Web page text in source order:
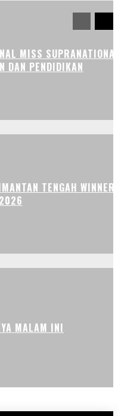
MISS
DAN PENDIDIKAN
TENGAH
MALAM INI